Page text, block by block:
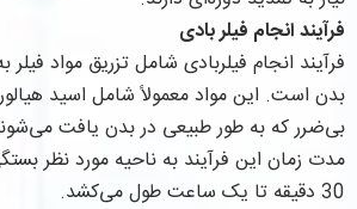
فرآیند انجام فیلر بادی
فرآیند انجام فیلربادی شامل تزریق مواد
بدن است. این مواد معمولاً شامل اسید
بی‌ضرر که به طور طبیعی در بدن یافت
مدت زمان این فرآیند به ناحیه مورد نظر
30 دقیقه تا یک ساعت طول می‌کشد.